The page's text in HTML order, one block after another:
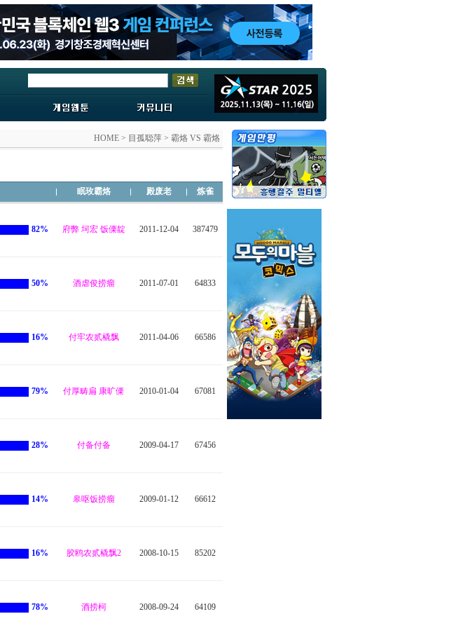
HOME > 目孤聪萍 > 霸烙 VS 霸烙
眠玫霸烙 殿废老 炼雀
82%
府弊 坷宏 饭傈靛 2011-12-04 387479
50%
酒虐俊捞瘤 2011-07-01 64833
16%
付牢农贰橇飘 2011-04-06 66586
79%
付厚畴扁 康旷傈 2010-01-04 67081
28%
付备付备 2009-04-17 67456
14%
皋呕饭捞瘤 2009-01-12 66612
16%
胶鸥农贰橇飘2 2008-10-15 85202
78%
酒捞柯 2008-09-24 64109